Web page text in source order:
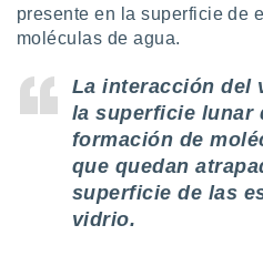
presente en la superficie de
moléculas de agua.
La interacción del
la superficie lunar
formación de
que quedan
superficie de las
vidrio.